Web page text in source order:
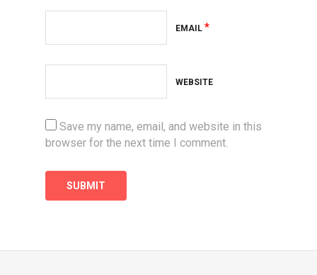
EMAIL *
WEBSITE
Save my name, email, and website in this
browser for the next time I comment.